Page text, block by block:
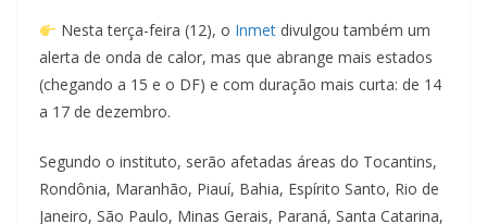
Nesta terça-feira (12), o Inmetdivulgou também um
alerta de onda de calor, mas que abrange mais estados
(chegando a 15 e o DF) e com duração mais curta: de 14
a 17 de dezembro.
Segundo o instituto, serão afetadas áreas do Tocantins,
Rondônia, Maranhão, Piauí, Bahia, Espírito Santo, Rio de
Janeiro, São Paulo, Minas Gerais, Paraná, Santa Catarina,